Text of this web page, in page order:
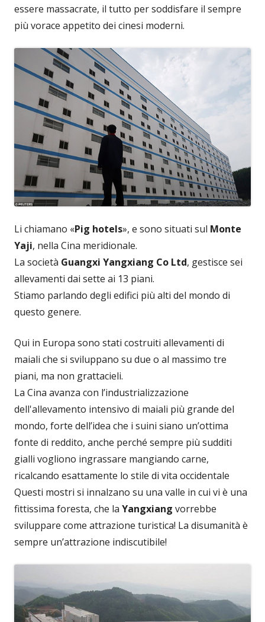
essere massacrate, il tutto per soddisfare il sempre
più vorace appetito dei cinesi moderni.
Li chiamano «Pig hotels», e sono situati sul Monte
Yaji, nella Cina meridionale.
La società Guangxi Yangxiang Co Ltd, gestisce sei
allevamenti dai sette ai 13 piani.
Stiamo parlando degli edifici più alti del mondo di
questo genere.
Qui in Europa sono stati costruiti allevamenti di
maiali che si sviluppano su due o al massimo tre
piani, ma non grattacieli.
La Cina avanza con l’industrializzazione
dell'allevamento intensivo di maiali più grande del
mondo, forte dell’idea che i suini siano un’ottima
fonte di reddito, anche perché sempre più sudditi
gialli vogliono ingrassare mangiando carne,
ricalcando esattamente lo stile di vita occidentale
Questi mostri si innalzano su una valle in cui vi è una
fittissima foresta, che la Yangxiang vorrebbe
sviluppare come attrazione turistica! La disumanità è
sempre un’attrazione indiscutibile!